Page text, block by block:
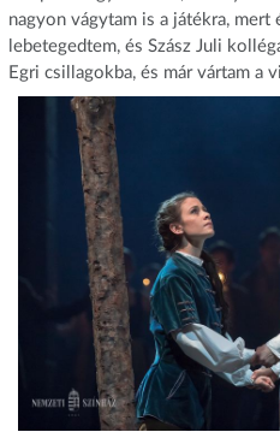
nagyon vágytam is a játékra, mert
lebetegedtem, és Szász Juli
Egri csillagokba, és már vártam a